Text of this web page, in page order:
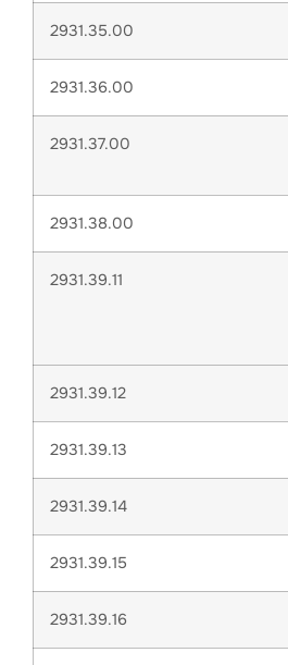
2931.35.00
2931.36.00
2931.37.00
2931.38.00
2931.39.11
2931.39.12
2931.39.13
2931.39.14
2931.39.15
2931.39.16